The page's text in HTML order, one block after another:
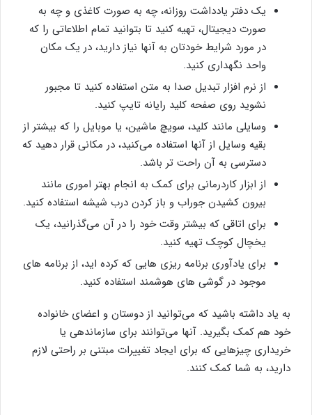
یک دفتر یادداشت روزانه، چه به صورت کاغذی و چه به
صورت دیجیتال، تهیه کنید تا بتوانید تمام اطلاعاتی را که
در مورد شرایط خودتان به آنها نیاز دارید، در یک مکان
واحد نگهداری کنید.
از نرم افزار تبدیل صدا به متن استفاده کنید تا مجبور
نشوید روی صفحه کلید رایانه تایپ کنید.
وسایلی مانند کلید، سویچ ماشین، یا موبایل را که بیشتر از
بقیه وسایل از آنها استفاده می‌کنید، در مکانی قرار دهید که
دسترسی به آن راحت تر باشد.
از ابزار کاردرمانی برای کمک به انجام بهتر اموری مانند
بیرون کشیدن جوراب و باز کردن درب شیشه استفاده کنید.
برای اتاقی که بیشتر وقت خود را در آن می‌گذرانید، یک
یخچال کوچک تهیه کنید.
برای یادآوری برنامه ریزی هایی که کرده اید، از برنامه های
موجود در گوشی های هوشمند استفاده کنید.
به یاد داشته باشید که می‌توانید از دوستان و اعضای خانواده
خود هم کمک بگیرید. آنها می‌توانند برای سازماندهی یا
خریداری چیزهایی که برای ایجاد تغییرات مبتنی بر راحتی لازم
دارید، به شما کمک کنند.